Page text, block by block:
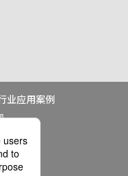
业应用案例
品